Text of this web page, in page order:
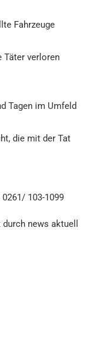
Fahrzeuge
Täter verloren
Tagen im Umfeld
die mit der Tat
103-1099
news aktuell